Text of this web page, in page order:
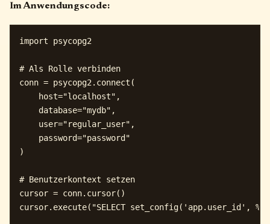
Im Anwendungscode:
import psycopg2
# Als Rolle verbinden
conn = psycopg2.connect(
    host="localhost",
    database="mydb",
    user="regular_user",
    password="password"
)
# Benutzerkontext setzen
cursor = conn.cursor()
cursor.execute("SELECT set_config('app.user_id',